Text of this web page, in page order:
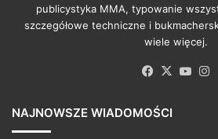
publicystyka MMA, typowanie
szczegółowe techniczne i
wiele więcej.
Facebook
X
NAJNOWSZE WIADOMOŚCI